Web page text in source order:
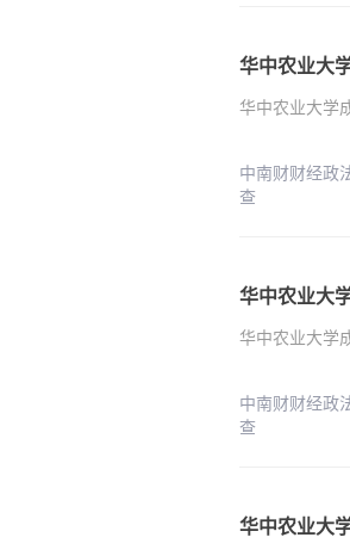
华中农业大
华中农业大学
中南财财经政
查
华中农业大
华中农业大学
中南财财经政
查
华中农业大